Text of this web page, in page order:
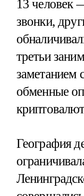
13 человек
звонки,
третьи
заметанием
обменные
География